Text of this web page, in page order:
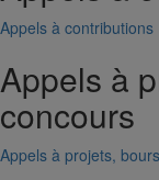
Appels à contributions
Appels à
concours
Appels à projets,